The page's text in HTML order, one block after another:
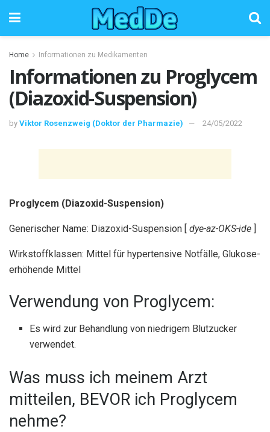
Home Informationen zu Medikamenten
Informationen zu Proglycem
(Diazoxid-Suspension)
by Viktor Rosenzweig (Doktor der Pharmazie) 24/05/2022
Proglycem (Diazoxid-Suspension)
Generischer Name: Diazoxid-Suspension [ dye-az-OKS-ide ]
Wirkstoffklassen: Mittel für hypertensive Notfälle, Glukose-
erhöhende Mittel
Verwendung von Proglycem:
Es wird zur Behandlung von niedrigem Blutzucker
verwendet.
Was muss ich meinem Arzt
mitteilen, BEVOR ich Proglycem
nehme?